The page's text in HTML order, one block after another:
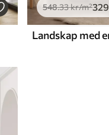
548.33kr/m²329